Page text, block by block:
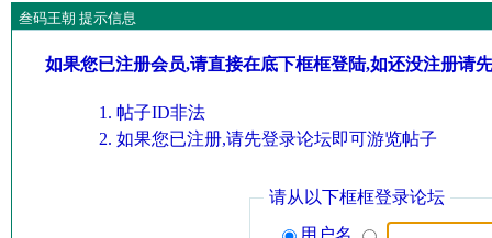
叁码王朝 提示信息
如果您已注册会员,请直接在底下框框登陆,如还没注册请
帖子ID非法
如果您已注册,请先登录论坛即可游览帖子
请从以下框框登录论坛
用户名